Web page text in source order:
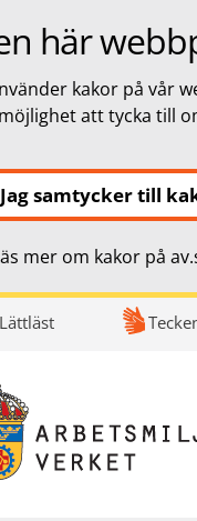
här
kakor på vår
att tycka till
Jag samtycker till
mer om kakor på
Lättläst